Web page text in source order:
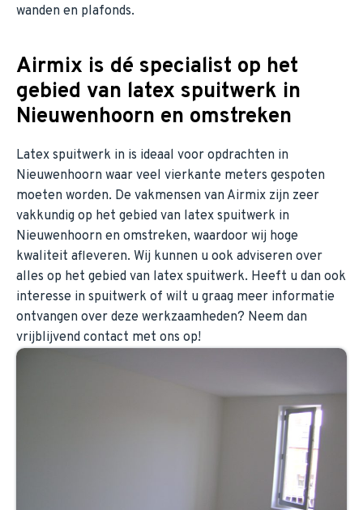
wanden en plafonds.
Airmix is dé specialist op het
gebied van latex spuitwerk in
Nieuwenhoorn en omstreken
Latex spuitwerk in is ideaal voor opdrachten in
Nieuwenhoorn waar veel vierkante meters gespoten
moeten worden. De vakmensen van Airmix zijn zeer
vakkundig op het gebied van latex spuitwerk in
Nieuwenhoorn en omstreken, waardoor wij hoge
kwaliteit afleveren. Wij kunnen u ook adviseren over
alles op het gebied van latex spuitwerk. Heeft u dan ook
interesse in spuitwerk of wilt u graag meer informatie
ontvangen over deze werkzaamheden? Neem dan
vrijblijvend contact met ons op!